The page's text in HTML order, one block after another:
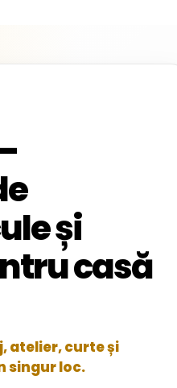
și
casă
atelier, curte și
singur loc.